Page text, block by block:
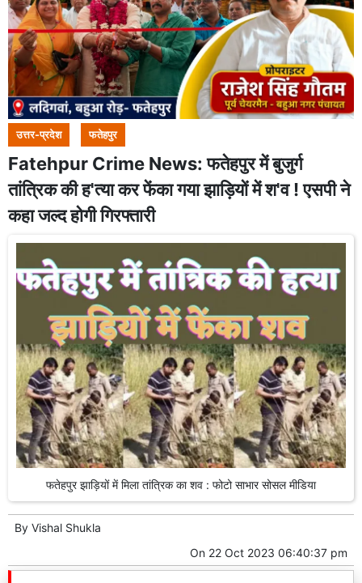
उत्तर-प्रदेश फतेहपुर
Fatehpur Crime News: फतेहपुर में बुजुर्ग
तांत्रिक की ह'त्या कर फेंका गया झाड़ियों में श'व ! एसपी ने
कहा जल्द होगी गिरफ्तारी
फतेहपुर झाड़ियों में मिला तांत्रिक का शव : फोटो साभार सोसल मीडिया
By Vishal Shukla
On 22 Oct 2023 06:40:37 pm